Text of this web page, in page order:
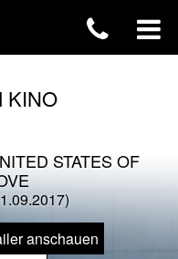
STATES OF
anschauen